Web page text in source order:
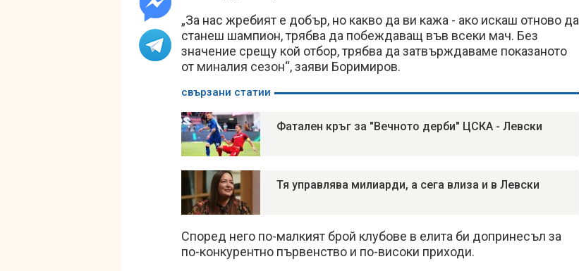
„За нас жребият е добър, но какво да ви кажа - ако искаш отново да
станеш шампион, трябва да побеждаващ във всеки мач. Без
значение срещу кой отбор, трябва да затвърждаваме показаното
от миналия сезон“, заяви Боримиров.
свързани статии
Фатален кръг за "Вечното дерби" ЦСКА - Левски
Тя управлява милиарди, а сега влиза и в Левски
Според него по-малкият брой клубове в елита би допринесъл за
по-конкурентно първенство и по-високи приходи.